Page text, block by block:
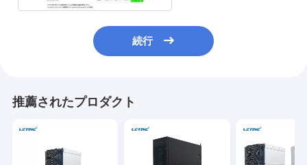
続行
推薦されたプロダクト